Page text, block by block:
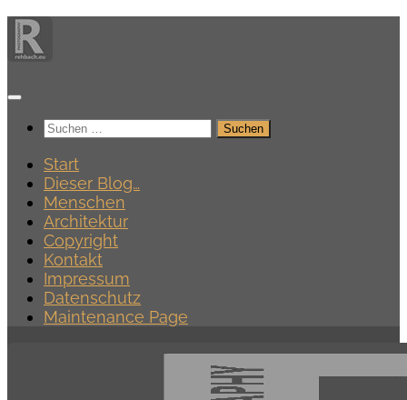
Zum
Inhalt
springen
Suchen
Start
Dieser Blog…
Menschen
Architektur
Copyright
Kontakt
Impressum
Datenschutz
Maintenance Page